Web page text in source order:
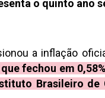
o quinto ano
a inflação
fechou em
Brasileiro de